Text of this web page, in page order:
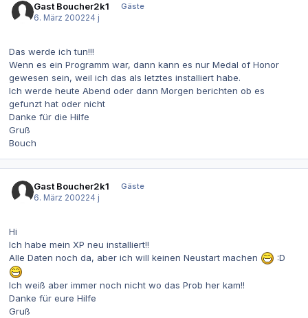
Gast Boucher2k1
Gäste
6. März 200224 j
Das werde ich tun!!!
Wenn es ein Programm war, dann kann es nur Medal of Honor
gewesen sein, weil ich das als letztes installiert habe.
Ich werde heute Abend oder dann Morgen berichten ob es
gefunzt hat oder nicht
Danke für die Hilfe
Gruß
Bouch
Gast Boucher2k1
Gäste
6. März 200224 j
Hi
Ich habe mein XP neu installiert!!
Alle Daten noch da, aber ich will keinen Neustart machen
:D
Ich weiß aber immer noch nicht wo das Prob her kam!!
Danke für eure Hilfe
Gruß